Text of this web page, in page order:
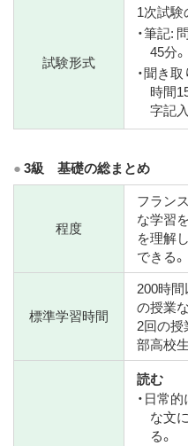
試験形式
1次試験
・筆記:
45分
・聞き
時間
字記入
3級 基礎の総まとめ
程度
フラン
な学習
を理解
できる。
標準学習時間
200時間
の授業
2回の授
部高校
読む
・日常
な文
る。